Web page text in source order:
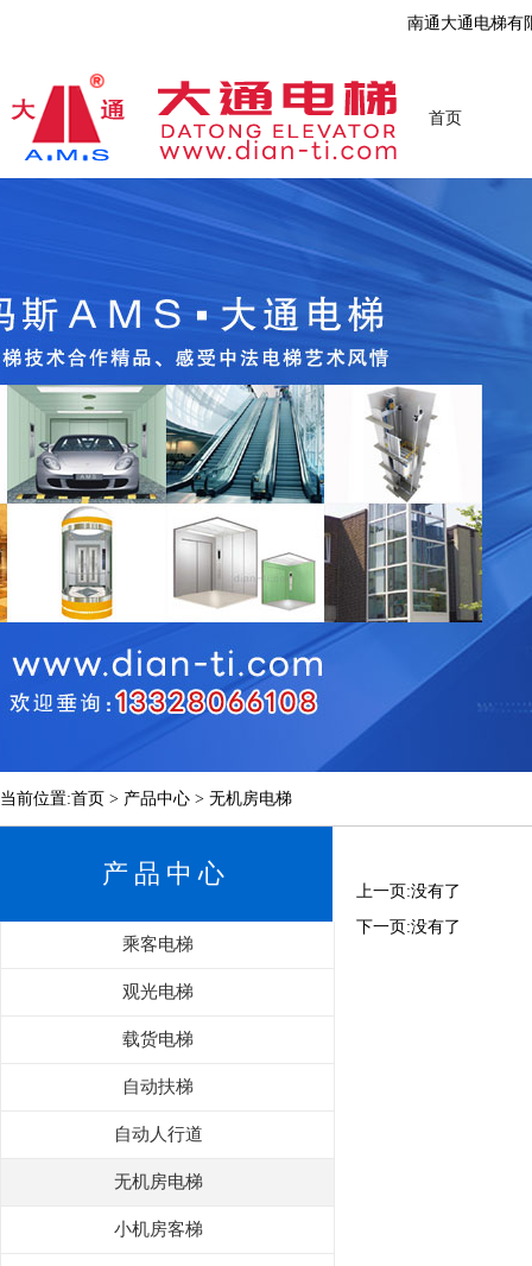
南通大通电梯有
首页
当前位置:首页 > 产品中心 > 无机房电梯
产品中心
乘客电梯
观光电梯
载货电梯
自动扶梯
自动人行道
无机房电梯
小机房客梯
上一页:没有了
下一页:没有了